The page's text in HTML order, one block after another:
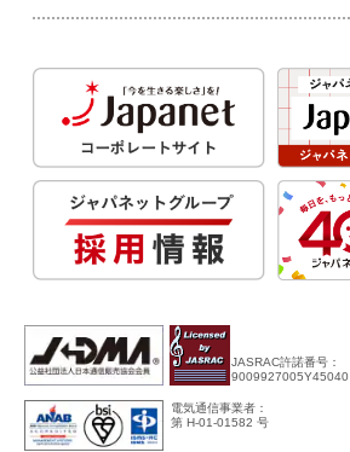
JASRAC許諾番号：
9009927005Y45040
電気通信事業者：
第 H-01-01582 号